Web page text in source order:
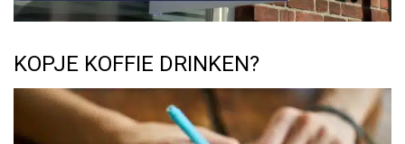
KOPJE KOFFIE DRINKEN?